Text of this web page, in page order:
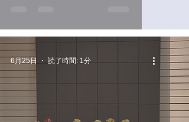
6月25日 読了時間: 1分